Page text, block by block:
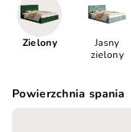
Zielony
Jasny
zielony
Powierzchnia spania